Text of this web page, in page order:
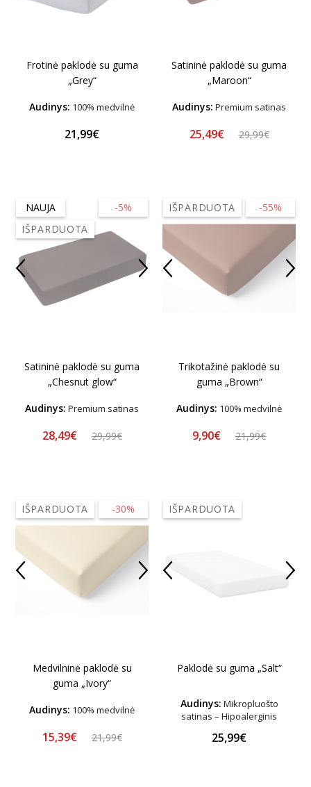
Frotinė paklodė su guma
„Grey“
Audinys: 100% medvilnė
21,99€
Satininė paklodė su guma
„Maroon“
Audinys: Premium satinas
25,49€ 29,99€
-5%
NAUJA
IŠPARDUOTA
Satininė paklodė su guma
„Chesnut glow“
Audinys: Premium satinas
28,49€ 29,99€
-55%
IŠPARDUOTA
Trikotažinė paklodė su
guma „Brown“
Audinys: 100% medvilnė
9,90€ 21,99€
-30%
IŠPARDUOTA
Medvilninė paklodė su
guma „Ivory“
Audinys: 100% medvilnė
15,39€ 21,99€
IŠPARDUOTA
Paklodė su guma „Salt“
Audinys: Mikropluošto
satinas – Hipoalerginis
25,99€